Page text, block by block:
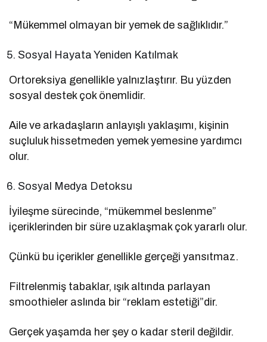
“Mükemmel olmayan bir yemek de sağlıklıdır.”
Sosyal Hayata Yeniden Katılmak
Ortoreksiya genellikle yalnızlaştırır. Bu yüzden
sosyal destek çok önemlidir.
Aile ve arkadaşların anlayışlı yaklaşımı, kişinin
suçluluk hissetmeden yemek yemesine yardımcı
olur.
Sosyal Medya Detoksu
İyileşme sürecinde, “mükemmel beslenme”
içeriklerinden bir süre uzaklaşmak çok yararlı olur.
Çünkü bu içerikler genellikle gerçeği yansıtmaz.
Filtrelenmiş tabaklar, ışık altında parlayan
smoothieler aslında bir “reklam estetiği”dir.
Gerçek yaşamda her şey o kadar steril değildir.